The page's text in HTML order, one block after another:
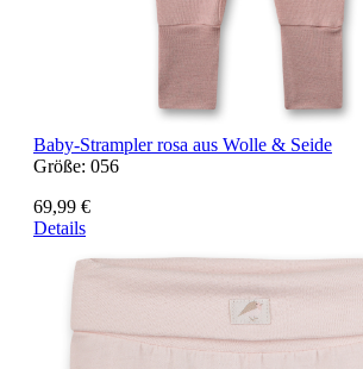
Baby-Strampler rosa aus Wolle & Seide
Größe: 056
69,99 €
Details